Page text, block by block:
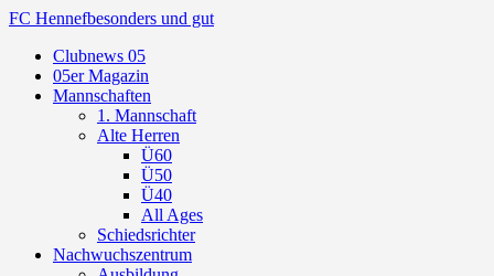
FC Hennefbesonders und gut
Clubnews 05
05er Magazin
Mannschaften
1. Mannschaft
Alte Herren
Ü60
Ü50
Ü40
All Ages
Schiedsrichter
Nachwuchszentrum